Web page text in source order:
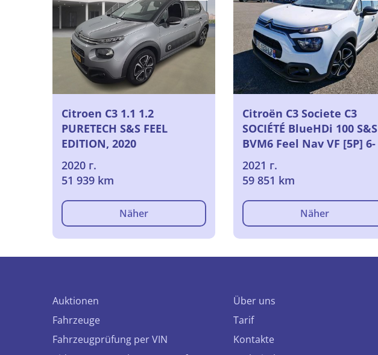
Citroen C3 1.1 1.2
PURETECH S&S FEEL
EDITION, 2020
2020 г.
51 939 km
Näher
Citroën C3 Societe C3
SOCIÉTÉ BlueHDi 100 S&S
BVM6 Feel Nav VF [5P] 6-
102CH-5cv (bi-corps VU-),
2021
2021 г.
59 851 km
Näher
Auktionen
Fahrzeuge
Fahrzeugprüfung per VIN
Über uns
Tarif
Kontakte